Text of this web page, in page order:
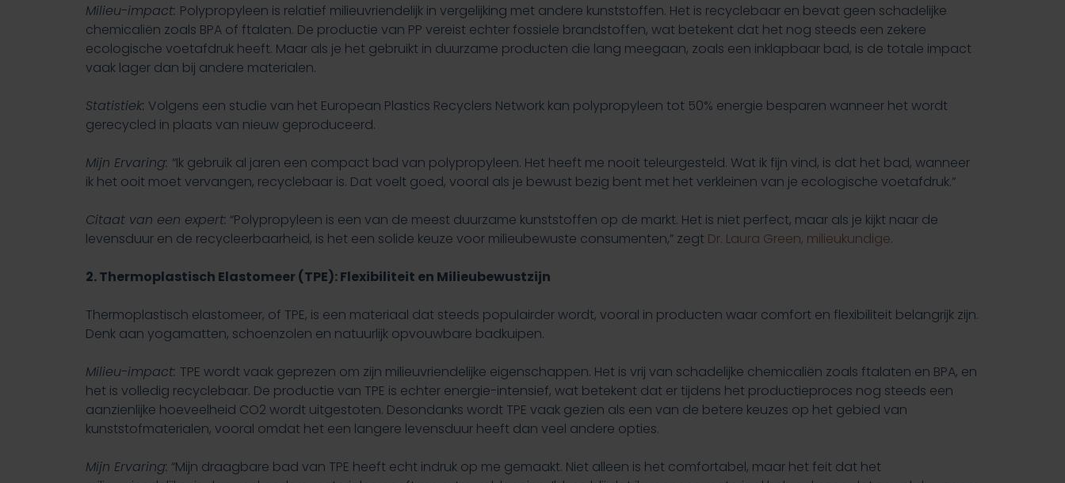
Milieu-impact: Polypropyleen is relatief milieuvriendelijk in vergelijking met andere kunststoffen. Het is recyclebaar en bevat geen schadelijke
chemicaliën zoals BPA of ftalaten. De productie van PP vereist echter fossiele brandstoffen, wat betekent dat het nog steeds een zekere
ecologische voetafdruk heeft. Maar als je het gebruikt in duurzame producten die lang meegaan, zoals een inklapbaar bad, is de totale impact
vaak lager dan bij andere materialen.
Statistiek: Volgens een studie van het European Plastics Recyclers Network kan polypropyleen tot 50% energie besparen wanneer het wordt
gerecycled in plaats van nieuw geproduceerd.
Mijn Ervaring: “Ik gebruik al jaren een compact bad van polypropyleen. Het heeft me nooit teleurgesteld. Wat ik fijn vind, is dat het bad, wanneer
ik het ooit moet vervangen, recyclebaar is. Dat voelt goed, vooral als je bewust bezig bent met het verkleinen van je ecologische voetafdruk.”
Citaat van een expert: “Polypropyleen is een van de meest duurzame kunststoffen op de markt. Het is niet perfect, maar als je kijkt naar de
levensduur en de recycleerbaarheid, is het een solide keuze voor milieubewuste consumenten,” zegt Dr. Laura Green, milieukundige.
2. Thermoplastisch Elastomeer (TPE): Flexibiliteit en Milieubewustzijn
Thermoplastisch elastomeer, of TPE, is een materiaal dat steeds populairder wordt, vooral in producten waar comfort en flexibiliteit belangrijk zijn.
Denk aan yogamatten, schoenzolen en natuurlijk opvouwbare badkuipen.
Milieu-impact: TPE wordt vaak geprezen om zijn milieuvriendelijke eigenschappen. Het is vrij van schadelijke chemicaliën zoals ftalaten en BPA, en
het is volledig recyclebaar. De productie van TPE is echter energie-intensief, wat betekent dat er tijdens het productieproces nog steeds een
aanzienlijke hoeveelheid CO2 wordt uitgestoten. Desondanks wordt TPE vaak gezien als een van de betere keuzes op het gebied van
kunststofmaterialen, vooral omdat het een langere levensduur heeft dan veel andere opties.
Mijn Ervaring: “Mijn draagbare bad van TPE heeft echt indruk op me gemaakt. Niet alleen is het comfortabel, maar het feit dat het